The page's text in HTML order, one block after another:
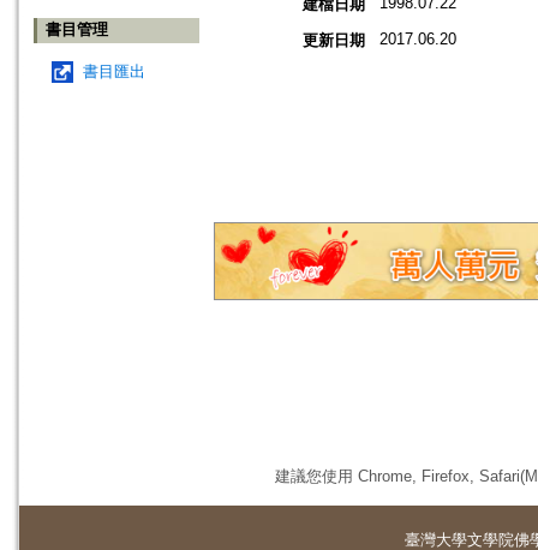
書目管理
書目匯出
建檔日期
更新日期 2017.06.20
建議您使用 Chrome, Firefox,
臺灣大學文學院佛